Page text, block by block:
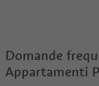
Domande
Appartamenti